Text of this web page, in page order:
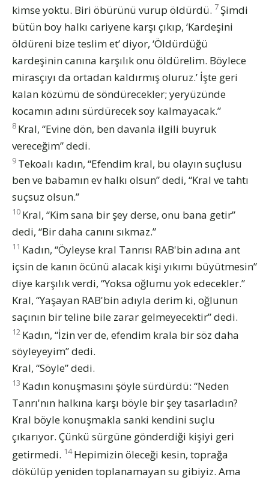
kimse yoktu. Biri öbürünü vurup öldürdü. 7 Şimdi
bütün boy halkı cariyene karşı çıkıp, ‘Kardeşini
öldüreni bize teslim et’ diyor, ‘Öldürdüğü
kardeşinin canına karşılık onu öldürelim. Böylece
mirasçıyı da ortadan kaldırmış oluruz.’ İşte geri
kalan közümü de söndürecekler; yeryüzünde
kocamın adını sürdürecek soy kalmayacak.”
8 Kral, “Evine dön, ben davanla ilgili buyruk
vereceğim” dedi.
9 Tekoalı kadın, “Efendim kral, bu olayın suçlusu
ben ve babamın ev halkı olsun” dedi, “Kral ve tahtı
suçsuz olsun.”
10 Kral, “Kim sana bir şey derse, onu bana getir”
dedi, “Bir daha canını sıkmaz.”
11 Kadın, “Öyleyse kral Tanrısı RAB'bin adına ant
içsin de kanın öcünü alacak kişi yıkımı büyütmesin”
diye karşılık verdi, “Yoksa oğlumu yok edecekler.”
Kral, “Yaşayan RAB'bin adıyla derim ki, oğlunun
saçının bir teline bile zarar gelmeyecektir” dedi.
12 Kadın, “İzin ver de, efendim krala bir söz daha
söyleyeyim” dedi.
Kral, “Söyle” dedi.
13 Kadın konuşmasını şöyle sürdürdü: “Neden
Tanrı'nın halkına karşı böyle bir şey tasarladın?
Kral böyle konuşmakla sanki kendini suçlu
çıkarıyor. Çünkü sürgüne gönderdiği kişiyi geri
getirmedi. 14 Hepimizin öleceği kesin, toprağa
dökülüp yeniden toplanamayan su gibiyiz. Ama